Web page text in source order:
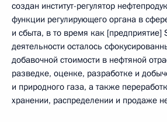
создан институт-регулятор
функции регулирующего органа в
и сбыта, в то время как [предприятие]
деятельности осталось
добавочной стоимости в нефтяной
разведке, оценке, разработке и
и природного газа, а также
хранении, распределении и продаже